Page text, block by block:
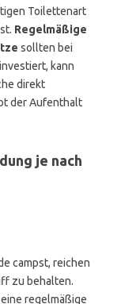
Toilettenart
Regelmäßige
sollten bei
kann
direkt
der Aufenthalt
je nach
campst, reichen
zu behalten.
regelmäßige